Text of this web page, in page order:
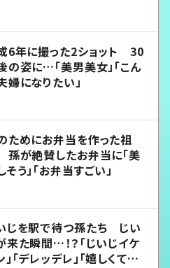
6年に撮った2ショット 30
の姿に…「美男美女」「こん
婦になりたい」
ためにお弁当を作った祖
が絶賛したお弁当に「美
そう」「お弁当すごい」
じを駅で待つ孫たち じい
来た瞬間…！？「じいじイケ
」「デレッデレ」「嬉しくて可